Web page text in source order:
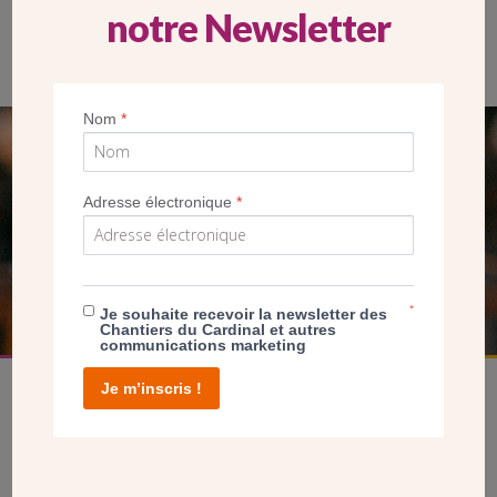
L’église St-François d’Assise (Gonesse) est implantée au cœur
d’un quartier d’habitation. (CDC)
SEUL VOTRE DON
NOUS PERMET D’AGIR
FAIRE UN DON
notre Newsletter
Nom*
Adresse électronique*
Je souhaite recevoir la newsletter des
Chantiers du Cardinal et autres
communications marketing
*
Je m’inscris !